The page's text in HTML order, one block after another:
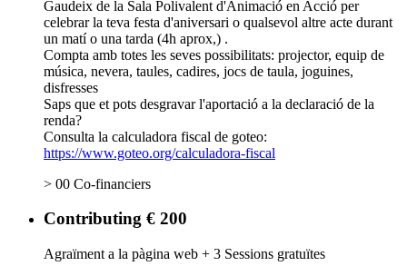
Gaudeix de la Sala Polivalent d'Animació en Acció per
celebrar la teva festa d'aniversari o qualsevol altre acte durant
un matí o una tarda (4h aprox,) .
Compta amb totes les seves possibilitats: projector, equip de
música, nevera, taules, cadires, jocs de taula, joguines,
disfresses
Saps que et pots desgravar l'aportació a la declaració de la
renda?
Consulta la calculadora fiscal de goteo:
https://www.goteo.org/calculadora-fiscal
> 00 Co-financiers
Contributing € 200
Agraïment a la pàgina web + 3 Sessions gratuïtes